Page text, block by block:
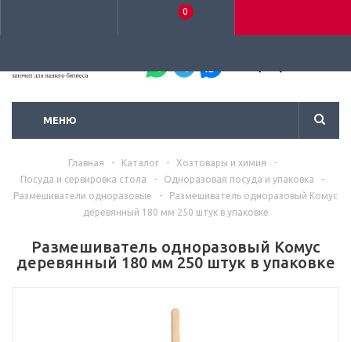
0
МЕНЮ
Главная - Каталог - Хозтовары и химия
-
Посуда и сервировка стола
- Одноразовая посуда и упаковка
-
Размешиватели одноразовые
-
Размешиватель одноразовый Комус
деревянный 180 мм 250 штук в упаковке
Размешиватель одноразовый Комус
деревянный 180 мм 250 штук в упаковке